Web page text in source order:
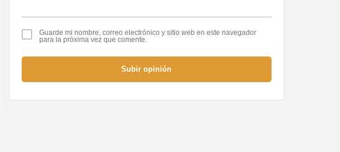
Guarde mi nombre, correo electrónico y sitio web en este navegador
para la próxima vez que comente.
Subir opinión